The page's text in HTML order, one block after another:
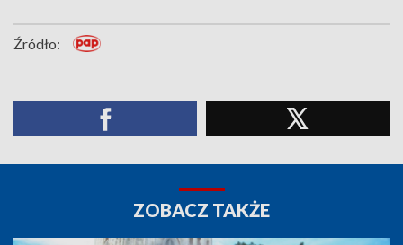
Źródło:
ZOBACZ TAKŻE